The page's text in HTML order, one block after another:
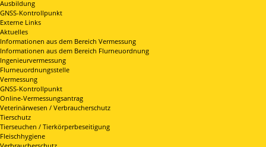
Ausbildung
GNSS-Kontrollpunkt
Externe Links
Aktuelles
Informationen aus dem Bereich Vermessung
Informationen aus dem Bereich Flurneuordnung
Ingenieurvermessung
Flurneuordnungsstelle
Vermessung
GNSS-Kontrollpunkt
Online-Vermessungsantrag
Veterinärwesen / Verbraucherschutz
Tierschutz
Tierseuchen / Tierkörperbeseitigung
Fleischhygiene